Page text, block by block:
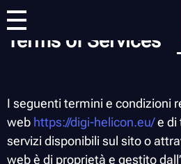
Progetto
Partners
Risultati
Terms of Services
I seguenti termini e condizioni
web https://digi-helicon.eu/e di
servizi disponibili sul sito o
web è di proprietà e gestito